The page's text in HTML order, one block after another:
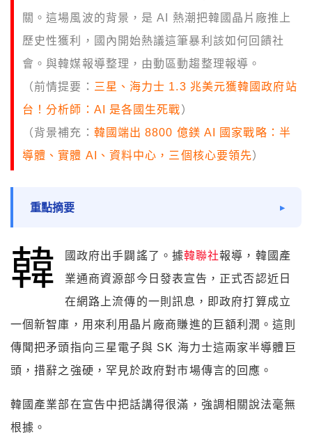
關。這場風波的背景，是 AI 熱潮把韓國晶片廠推上
歷史性獲利，國內開始熱議這筆暴利該如何回饋社
會。與韓媒報導整理，由動區動趨整理報導。
（前情提要： 三星、海力士 1.3 兆美元獲韓國政府站
台！分析師：AI 是各國生死戰 ）
（背景補充： 韓國端出 8800 億鎂 AI 國家戰略：半
導體、實體 AI、資料中心，三個核心要領先）
重點摘要
韓 國政府出手闢謠了。據韓聯社報導，韓國產
業通商資源部今日發表宣告，正式否認近日
在網路上流傳的一則訊息，即政府打算成立
一個新智庫，用來利用晶片廠商賺進的巨額利潤。這則
傳聞把矛頭指向三星電子與 SK 海力士這兩家半導體巨
頭，措辭之強硬，罕見於政府對市場傳言的回應。
韓國產業部在宣告中把話講得很滿，強調相關說法毫無
根據。